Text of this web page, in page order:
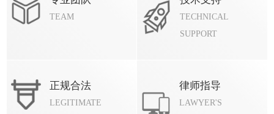
TEAM
TECHNICAL
SUPPORT
正规合法
LEGITIMATE
律师指导
LAWYER'S